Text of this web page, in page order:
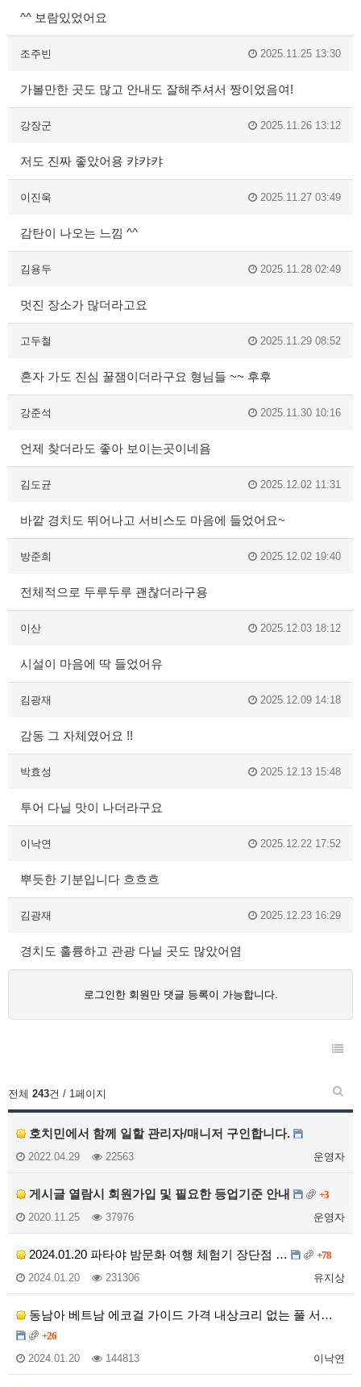
^^ 보람있었어요
조주빈 2025.11.25 13:30
가볼만한 곳도 많고 안내도 잘해주셔서 짱이었음여!
강장군 2025.11.26 13:12
저도 진짜 좋았어용 캬캬캬
이진욱 2025.11.27 03:49
감탄이 나오는 느낌 ^^
김용두 2025.11.28 02:49
멋진 장소가 많더라고요
고두철 2025.11.29 08:52
혼자 가도 진심 꿀잼이더라구요 형님들 ~~ 후후
강준석 2025.11.30 10:16
언제 찾더라도 좋아 보이는곳이네욤
김도균 2025.12.02 11:31
바깥 경치도 뛰어나고 서비스도 마음에 들었어요~
방준희 2025.12.02 19:40
전체적으로 두루두루 괜찮더라구용
이산 2025.12.03 18:12
시설이 마음에 딱 들었어유
김광재 2025.12.09 14:18
감동 그 자체였어요 !!
박효성 2025.12.13 15:48
투어 다닐 맛이 나더라구요
이낙연 2025.12.22 17:52
뿌듯한 기분입니다 흐흐흐
김광재 2025.12.23 16:29
경치도 훌륭하고 관광 다닐 곳도 많았어염
로그인한 회원만 댓글 등록이 가능합니다.
전체 243건 / 1페이지
호치민에서 함께 일할 관리자/매니저 구인합니다.
운영자
2022.04.29 22563
게시글 열람시 회원가입 및 필요한 등업기준 안내 +3
운영자
2020.11.25 37976
2024.01.20 파타야 밤문화 여행 체험기 장단점 … +78
유지상
2024.01.20 231306
동남아 베트남 에코걸 가이드 가격 내상크리 없는 풀 서…
+26
이낙연
2024.01.20 144813